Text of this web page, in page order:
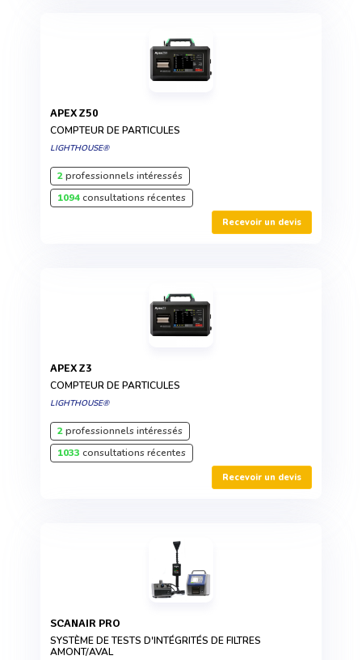
APEX Z50
COMPTEUR DE PARTICULES
LIGHTHOUSE®
2professionnels intéressés
1094consultations récentes
Recevoir un devis
APEX Z3
COMPTEUR DE PARTICULES
LIGHTHOUSE®
2professionnels intéressés
1033 consultations récentes
Recevoir un devis
SCANAIR PRO
SYSTÈME DE TESTS D'INTÉGRITÉS DE FILTRES
AMONT/AVAL